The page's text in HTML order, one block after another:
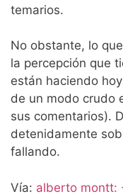
temarios.
No obstante, lo
la percepción que
están haciendo
de un modo crudo
sus comentarios).
detenidamente
fallando.
Vía: alberto montt: